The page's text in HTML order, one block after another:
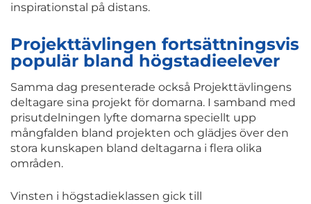
inspirationstal på distans.
Projekttävlingen fortsättningsvis
populär bland högstadieelever
Samma dag presenterade också Projekttävlingens
deltagare sina projekt för domarna. I samband med
prisutdelningen lyfte domarna speciellt upp
mångfalden bland projekten och glädjes över den
stora kunskapen bland deltagarna i flera olika
områden.
Vinsten i högstadieklassen gick till